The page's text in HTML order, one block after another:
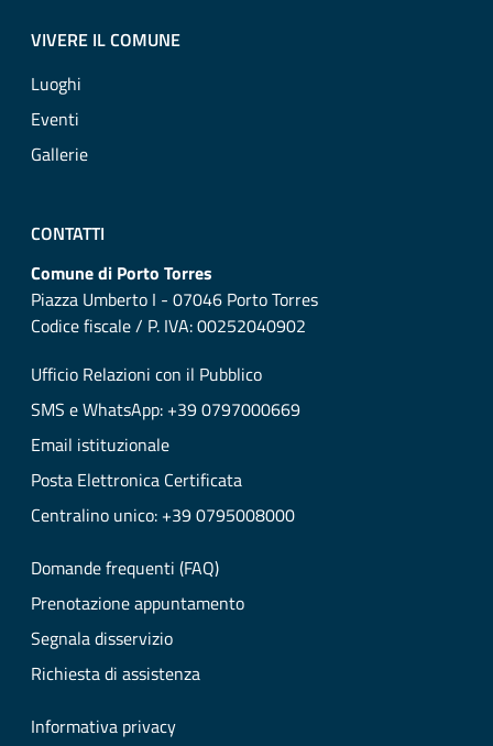
VIVERE IL COMUNE
Luoghi
Eventi
Gallerie
CONTATTI
Comune di Porto Torres
Piazza Umberto I - 07046 Porto Torres
Codice fiscale / P. IVA: 00252040902
Ufficio Relazioni con il Pubblico
SMS e WhatsApp: +39 0797000669
Email istituzionale
Posta Elettronica Certificata
Centralino unico: +39 0795008000
Domande frequenti (FAQ)
Prenotazione appuntamento
Segnala disservizio
Richiesta di assistenza
Informativa privacy